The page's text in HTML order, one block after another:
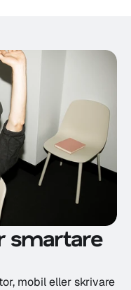
smartare
mobil eller skrivare